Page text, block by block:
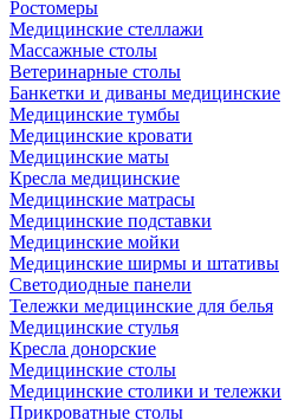
Ростомеры
Медицинские стеллажи
Массажные столы
Ветеринарные столы
Банкетки и диваны медицинские
Медицинские тумбы
Медицинские кровати
Медицинские маты
Кресла медицинские
Медицинские матрасы
Медицинские подставки
Медицинские мойки
Медицинские ширмы и штативы
Светодиодные панели
Тележки медицинские для белья
Медицинские стулья
Кресла донорские
Медицинские столы
Медицинские столики и тележки
Прикроватные столы